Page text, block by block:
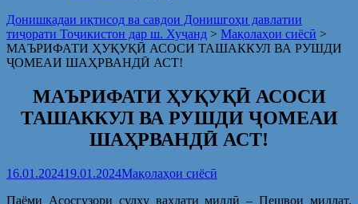
Донишкадаи иқтисод ва савдои Донишгоҳи давлатии
тиҷорати Тоҷикистон дар ш. Хуҷанд > Мақолаҳои сиёсӣ >
МАЪРИФАТИ ҲУҚУҚӢ АСОСИ ТАШАККУЛ ВА РУШДИ
ҶОМЕАИ ШАҲРВАНДӢ АСТ!
МАЪРИФАТИ ҲУҚУҚӢ АСОСИ
ТАШАККУЛ ВА РУШДИ ҶОМЕАИ
ШАҲРВАНДӢ АСТ!
16.01.202419.01.2024Мақолаҳои сиёсӣ
Паёми Асосгузори сулҳу ваҳдати миллӣ – Пешвои миллат,